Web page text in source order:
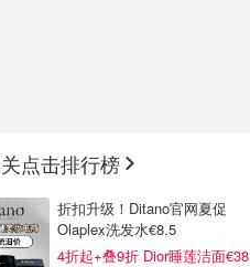
点击排行榜
折扣升级！Ditano官网夏促
Olaplex洗发水€8.5
4折起+叠9折 Dior睡莲洁面€38